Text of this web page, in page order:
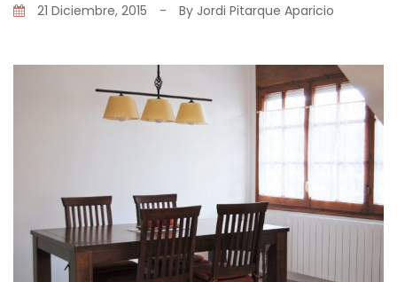
21 Diciembre, 2015 - By Jordi Pitarque Aparicio